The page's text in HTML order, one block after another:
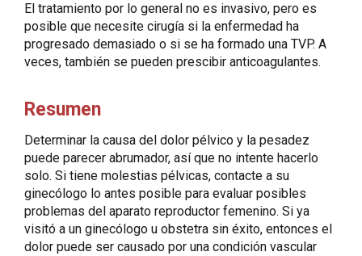
El tratamiento por lo general no es invasivo, pero es
posible que necesite cirugía si la enfermedad ha
progresado demasiado o si se ha formado una TVP. A
veces, también se pueden prescibir anticoagulantes.
Resumen
Determinar la causa del dolor pélvico y la pesadez
puede parecer abrumador, así que no intente hacerlo
solo. Si tiene molestias pélvicas, contacte a su
ginecólogo lo antes posible para evaluar posibles
problemas del aparato reproductor femenino. Si ya
visitó a un ginecólogo u obstetra sin éxito, entonces el
dolor puede ser causado por una condición vascular